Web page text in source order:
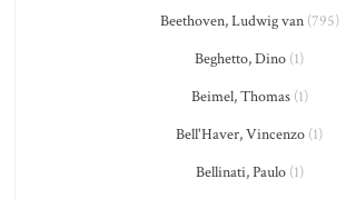
Beethoven, Ludwig van(795)
Beghetto, Dino (1)
Beimel, Thomas(1)
Bell'Haver, Vincenzo (1)
Bellinati, Paulo(1)